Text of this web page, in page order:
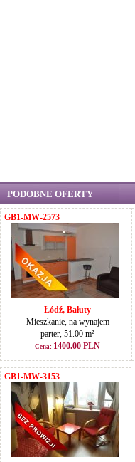
PODOBNE OFERTY
GB1-MW-2573
Łódź, Bałuty
Mieszkanie, na wynajem
parter, 51.00 m²
Cena: 1400.00 PLN
GB1-MW-3153